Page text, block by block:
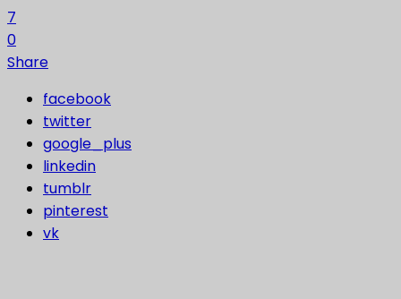
7
0
Share
facebook
twitter
google_plus
linkedin
tumblr
pinterest
vk